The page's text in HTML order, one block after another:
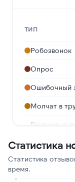
ТИП
Робозвонок
Опрос
Ошибочный
Молчат в
Реклама
Навязчивые
Статистика
Статистика
время.
4